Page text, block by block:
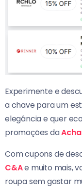
Experimente e
a chave para um
elegância e quer
promoções da
Com cupons de
C&Ae muito mais,
roupa sem gastar